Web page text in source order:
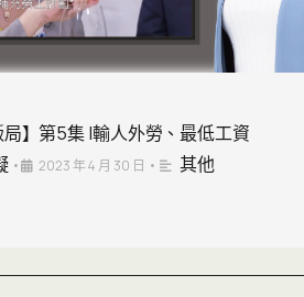
局】第5集 |輸人外勞、最低工資
• 2023 年 4 月 30 日 • 其他